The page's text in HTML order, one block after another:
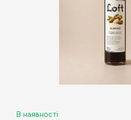
В наявності